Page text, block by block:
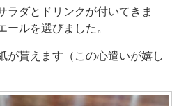
ラダとドリンクが付いてきま
ールを選びました。
が貰えます（この心遣いが嬉し